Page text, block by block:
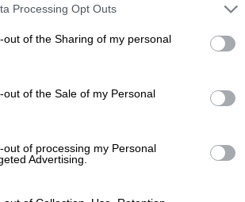
store information including but not limited to
third-party tags to use your data for below
Google consent section.
Processing Opt Outs
out of the Sharing of my personal
out of the Sale of my Personal
out of processing my Personal
Advertising.
λήψεως σημάτων, άμεση επέμβαση.
Σαχτούρη, Πάτρα
Συστήματα Υπηρεσίες